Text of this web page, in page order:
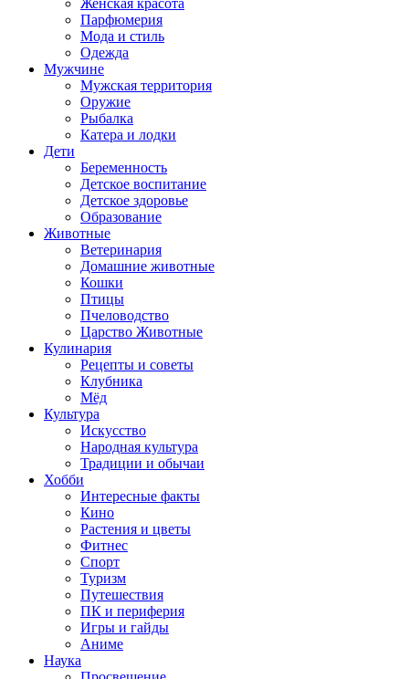
Женская красота
Парфюмерия
Мода и стиль
Одежда
Мужчине
Мужская территория
Оружие
Рыбалка
Катера и лодки
Дети
Беременность
Детское воспитание
Детское здоровье
Образование
Животные
Ветеринария
Домашние животные
Кошки
Птицы
Пчеловодство
Царство Животные
Кулинария
Рецепты и советы
Клубника
Мёд
Культура
Искусство
Народная культура
Традиции и обычаи
Хобби
Интересные факты
Кино
Растения и цветы
Фитнес
Спорт
Туризм
Путешествия
ПК и периферия
Игры и гайды
Аниме
Наука